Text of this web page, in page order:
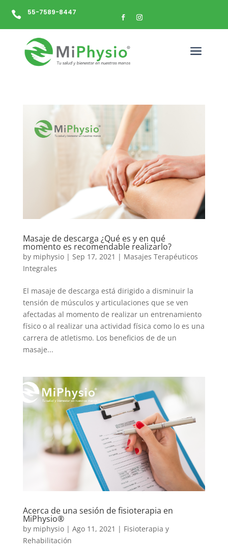
 55-7589-8447
a
Masaje de descarga ¿Qué es y en qué
momento es recomendable realizarlo?
by miphysio| Sep 17, 2021 | Masajes Terapéuticos
Integrales
El masaje de descarga está dirigido a disminuir la
tensión de músculos y articulaciones que se ven
afectadas al momento de realizar un entrenamiento
físico o al realizar una actividad física como lo es una
carrera de atletismo. Los beneficios de de un
masaje...
Acerca de una sesión de fisioterapia en
MiPhysio®
by miphysio| Ago 11, 2021 | Fisioterapia y
Rehabilitación